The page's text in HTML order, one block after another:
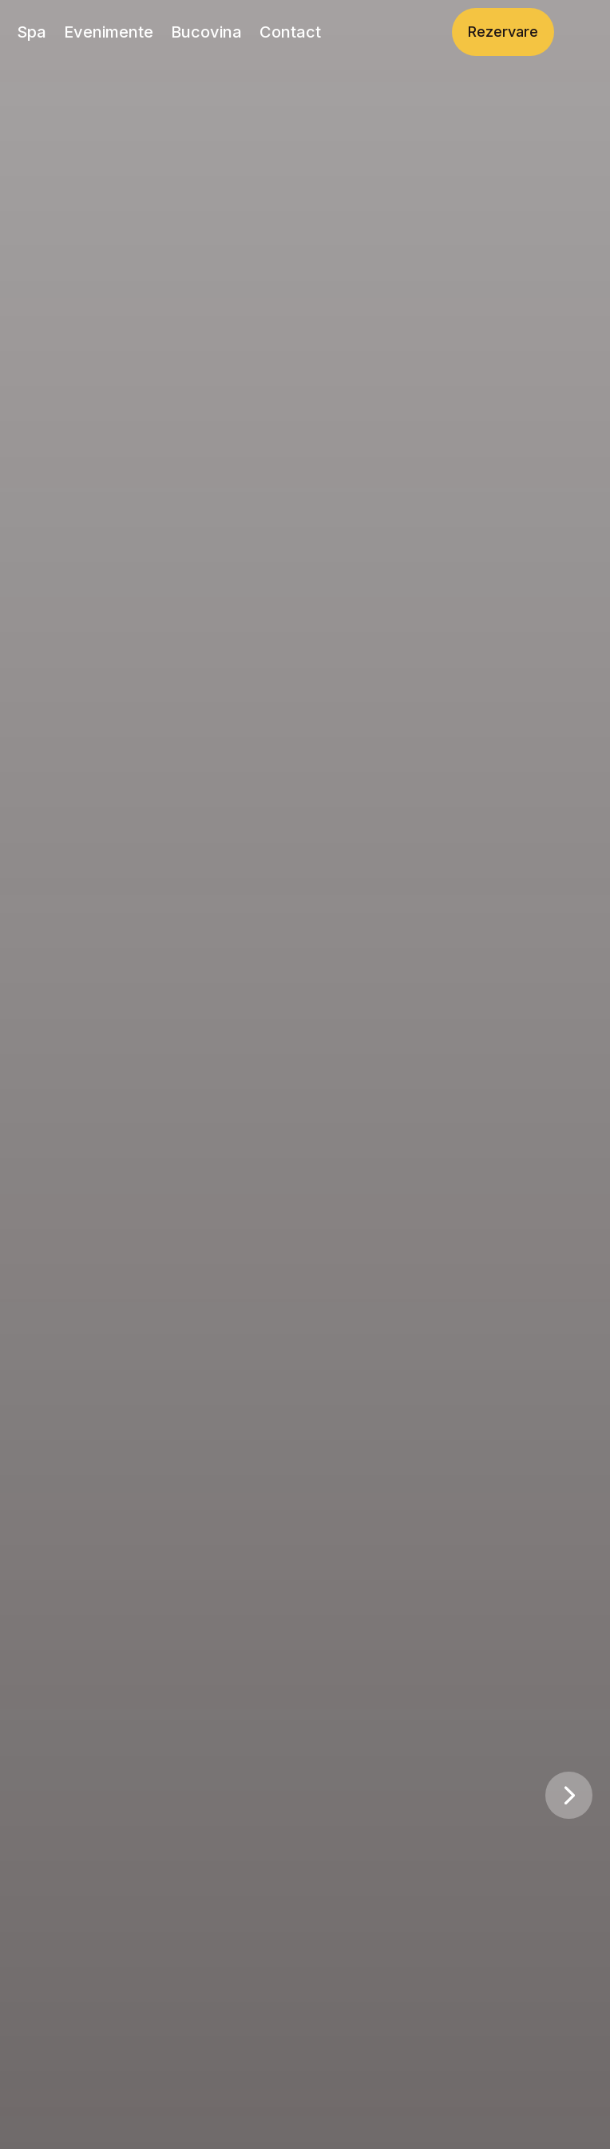
Spa Evenimente Bucovina Contact Rezervare